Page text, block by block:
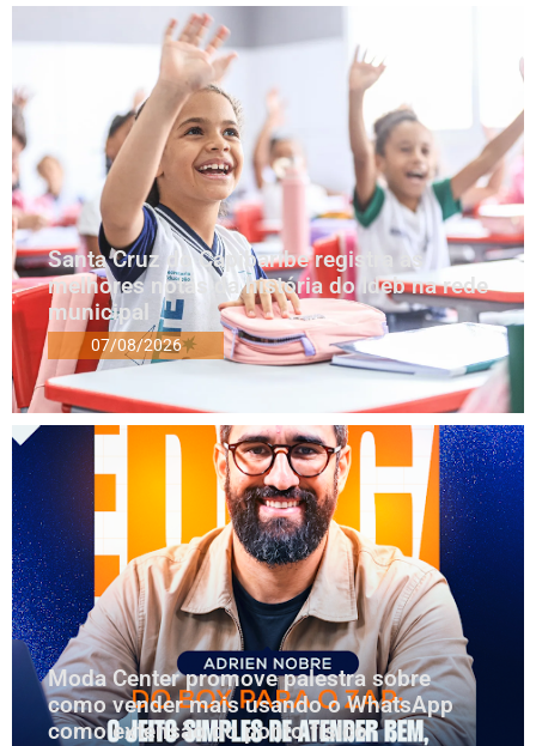
Santa Cruz do Capibaribe registra as
melhores notas da história do Ideb na rede
municipal
07/08/2026
Moda Center promove palestra sobre
como vender mais usando o WhatsApp
como extensão do ponto físico